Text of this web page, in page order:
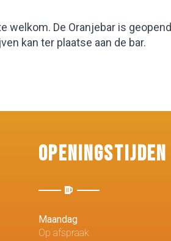
welkom. De Oranjebar is
kan ter plaatse aan de bar.
Openingstijden
Maandag
Op afspraak